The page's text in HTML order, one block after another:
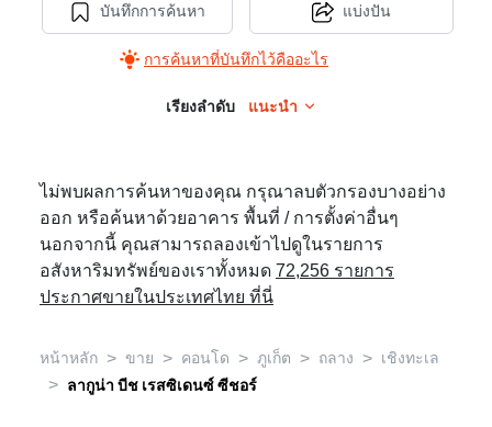
บันทึกการค้นหา
การค้นหาที่บันทึกไว้คืออะไร
แบ่งปัน
เรียงลำดับ แนะนำ
ไม่พบผลการค้นหาของคุณ กรุณาลบตัวกรองบางอย่าง
ออก หรือค้นหาด้วยอาคาร พื้นที่ / การตั้งค่าอื่นๆ
นอกจากนี้ คุณสามารถลองเข้าไปดูในรายการ
อสังหาริมทรัพย์ของเราทั้งหมด 72,256 รายการ
ประกาศขายในประเทศไทย ที่นี่
หน้าหลัก > ขาย > คอนโด > ภูเก็ต > ถลาง > เชิงทะเล
> ลากูน่า บีช เรสซิเดนซ์ ซีชอร์